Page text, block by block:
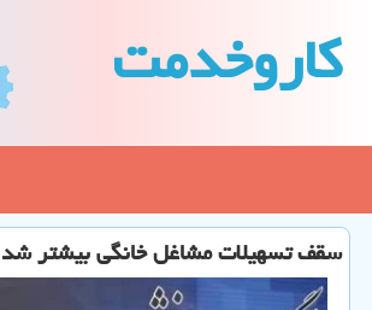
كاروخدمت
سقف تسهیلات مشاغل خانگی بیشتر شد